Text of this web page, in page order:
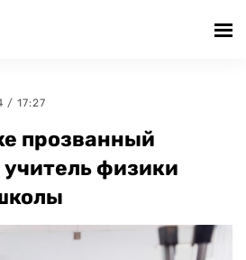
/ 17:27
прозванный
физики